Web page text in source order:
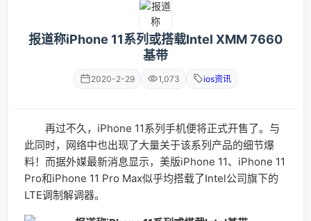
报道称iPhone 11系列或搭载Intel XMM 7660
基带
2020-2-29 1,073 ios资讯
再过不久，iPhone 11系列手机便将正式开售了。与
此同时，网络中也出现了大量关于该系列产品的细节爆
料！而据外媒最新消息显示，美版iPhone 11、iPhone 11
Pro和iPhone 11 Pro Max似乎均搭载了Intel公司旗下的
LTE调制解调器。